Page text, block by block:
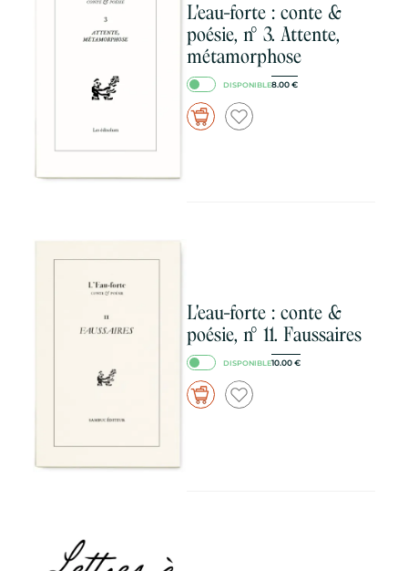
L'eau-forte : conte &
poésie, n° 3. Attente,
métamorphose
DISPONIBLE8.00 €
L'eau-forte : conte &
poésie, n° 11. Faussaires
DISPONIBLE10.00 €